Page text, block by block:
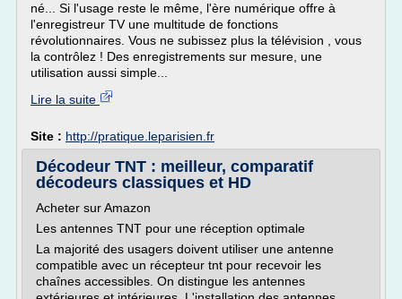
né... Si l'usage reste le même, l'ère numérique offre à
l'enregistreur TV une multitude de fonctions
révolutionnaires. Vous ne subissez plus la télévision , vous
la contrôlez ! Des enregistrements sur mesure, une
utilisation aussi simple...
Lire la suite
Site : http://pratique.leparisien.fr
Décodeur TNT : meilleur, comparatif
décodeurs classiques et HD
Acheter sur Amazon
Les antennes TNT pour une réception optimale
La majorité des usagers doivent utiliser une antenne
compatible avec un récepteur tnt pour recevoir les
chaînes accessibles. On distingue les antennes